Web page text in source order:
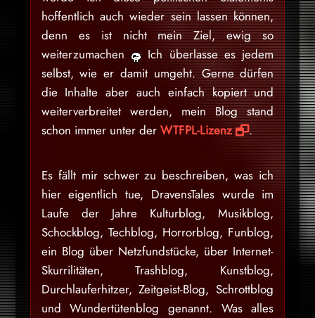
hoffentlich auch wieder sein lassen können,
denn es ist nicht mein Ziel, ewig so
weiterzumachen
Ich überlasse es jedem
selbst, wie er damit umgeht. Gerne dürfen
die Inhalte aber auch einfach kopiert und
weiterverbreitet werden, mein Blog stand
schon immer unter der WTFPL-Lizenz .
Es fällt mir schwer zu beschreiben, was ich
hier eigentlich tue, DravensTales wurde im
Laufe der Jahre Kulturblog, Musikblog,
Schockblog, Techblog, Horrorblog, Funblog,
ein Blog über Netzfundstücke, über Internet-
Skurrilitäten, Trashblog, Kunstblog,
Durchlauferhitzer, Zeitgeist-Blog, Schrottblog
und Wundertütenblog genannt. Was alles